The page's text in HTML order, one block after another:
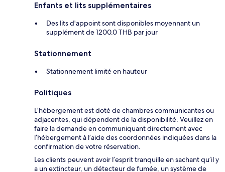
Enfants et lits supplémentaires
Des lits d'appoint sont disponibles moyennant un
supplément de 1200.0 THB par jour
Stationnement
Stationnement limité en hauteur
Politiques
L’hébergement est doté de chambres communicantes ou
adjacentes, qui dépendent de la disponibilité. Veuillez en
faire la demande en communiquant directement avec
l’hébergement à l’aide des coordonnées indiquées dans la
confirmation de votre réservation.
Les clients peuvent avoir l’esprit tranquille en sachant qu’il y
a un extincteur, un détecteur de fumée, un système de